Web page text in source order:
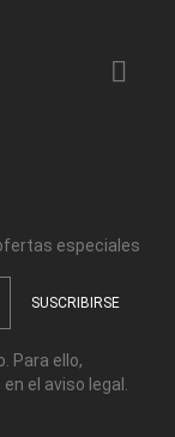

especiales
Para ello,
el aviso legal.